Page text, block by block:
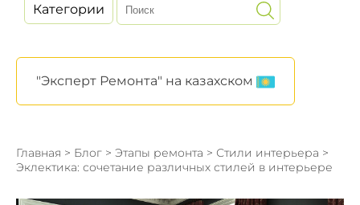
Категории
"Эксперт Ремонта" на казахском
Главная > Блог > Этапы ремонта > Стили интерьера >
Эклектика: сочетание различных стилей в интерьере